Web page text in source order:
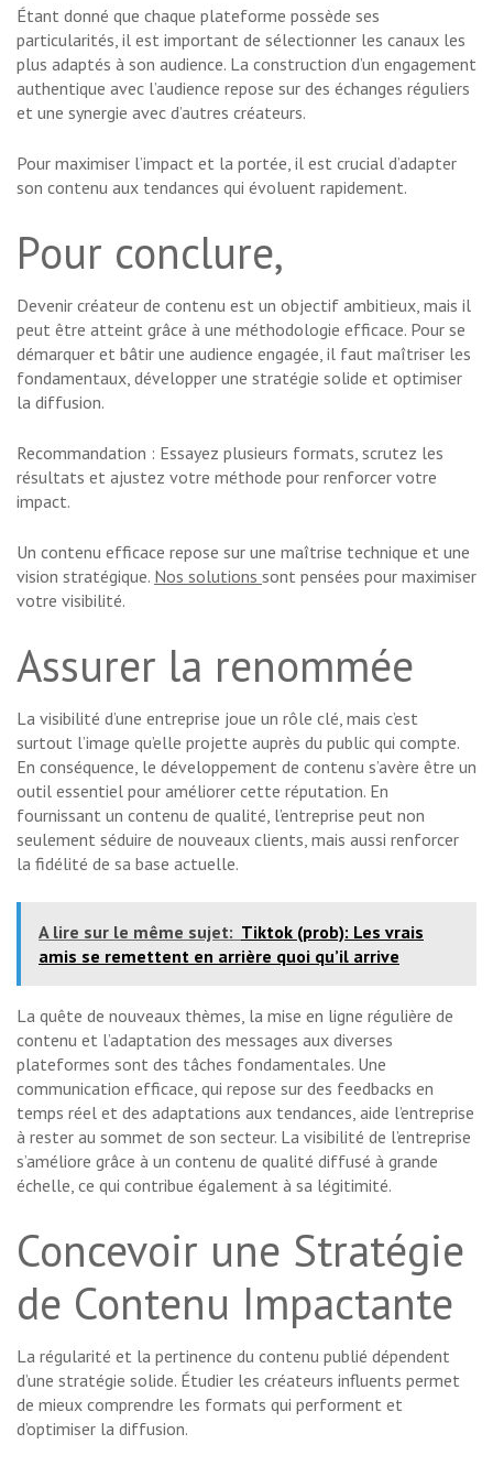
Étant donné que chaque plateforme possède ses
particularités, il est important de sélectionner les canaux les
plus adaptés à son audience. La construction d’un engagement
authentique avec l’audience repose sur des échanges réguliers
et une synergie avec d’autres créateurs.
Pour maximiser l’impact et la portée, il est crucial d’adapter
son contenu aux tendances qui évoluent rapidement.
Pour conclure,
Devenir créateur de contenu est un objectif ambitieux, mais il
peut être atteint grâce à une méthodologie efficace. Pour se
démarquer et bâtir une audience engagée, il faut maîtriser les
fondamentaux, développer une stratégie solide et optimiser
la diffusion.
Recommandation : Essayez plusieurs formats, scrutez les
résultats et ajustez votre méthode pour renforcer votre
impact.
Un contenu efficace repose sur une maîtrise technique et une
vision stratégique. Nos solutions sont pensées pour maximiser
votre visibilité.
Assurer la renommée
La visibilité d’une entreprise joue un rôle clé, mais c’est
surtout l’image qu’elle projette auprès du public qui compte.
En conséquence, le développement de contenu s’avère être un
outil essentiel pour améliorer cette réputation. En
fournissant un contenu de qualité, l’entreprise peut non
seulement séduire de nouveaux clients, mais aussi renforcer
la fidélité de sa base actuelle.
A lire sur le même sujet: Tiktok (prob): Les vrais
amis se remettent en arrière quoi qu’il arrive
La quête de nouveaux thèmes, la mise en ligne régulière de
contenu et l’adaptation des messages aux diverses
plateformes sont des tâches fondamentales. Une
communication efficace, qui repose sur des feedbacks en
temps réel et des adaptations aux tendances, aide l’entreprise
à rester au sommet de son secteur. La visibilité de l’entreprise
s’améliore grâce à un contenu de qualité diffusé à grande
échelle, ce qui contribue également à sa légitimité.
Concevoir une Stratégie
de Contenu Impactante
La régularité et la pertinence du contenu publié dépendent
d’une stratégie solide. Étudier les créateurs influents permet
de mieux comprendre les formats qui performent et
d’optimiser la diffusion.